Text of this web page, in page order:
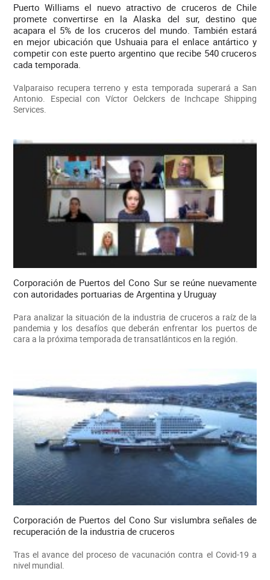
Puerto Williams el nuevo atractivo de cruceros de Chile
promete convertirse en la Alaska del sur, destino que
acapara el 5% de los cruceros del mundo. También estará
en mejor ubicación que Ushuaia para el enlace antártico y
competir con este puerto argentino que recibe 540 cruceros
cada temporada.
Valparaiso recupera terreno y esta temporada superará a San
Antonio. Especial con Víctor Oelckers de Inchcape Shipping
Services.
Corporación de Puertos del Cono Sur se reúne nuevamente
con autoridades portuarias de Argentina y Uruguay
Para analizar la situación de la industria de cruceros a raíz de la
pandemia y los desafíos que deberán enfrentar los puertos de
cara a la próxima temporada de transatlánticos en la región.
Corporación de Puertos del Cono Sur vislumbra señales de
recuperación de la industria de cruceros
Tras el avance del proceso de vacunación contra el Covid-19 a
nivel mundial.